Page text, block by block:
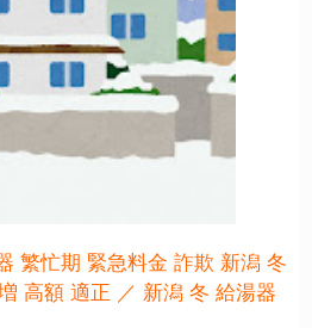
繁忙期 緊急料金 詐欺 新潟 冬
高額 適正 ／ 新潟 冬 給湯器